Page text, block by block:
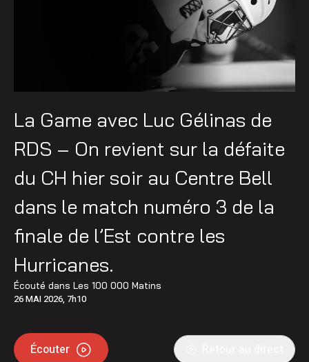
La Game avec Luc Gélinas de
RDS – On revient sur la défaite
du CH hier soir au Centre Bell
dans le match numéro 3 de la
finale de l’Est contre les
Hurricanes.
Écouté dans Les 100 000 Matins
26 MAI 2026, 7h10
Écouter